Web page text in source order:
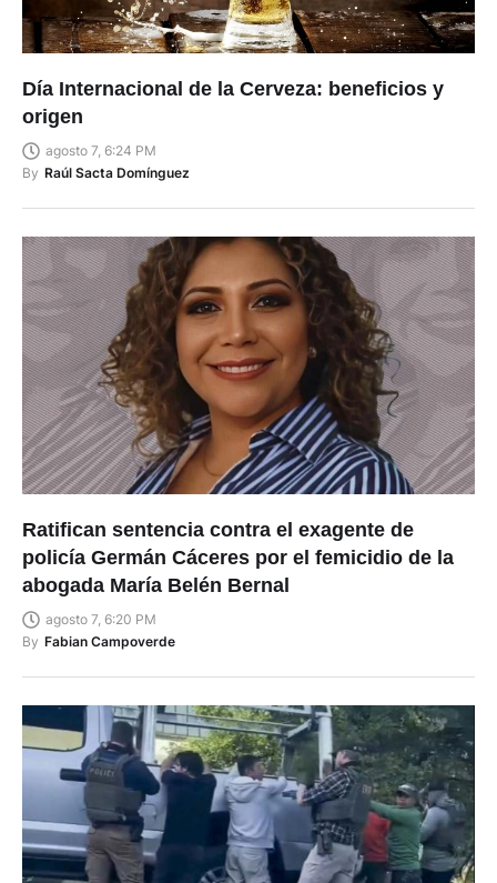
Día Internacional de la Cerveza: beneficios y
origen
agosto 7, 6:24 PM
By Raúl Sacta Domínguez
Ratifican sentencia contra el exagente de
policía Germán Cáceres por el femicidio de la
abogada María Belén Bernal
agosto 7, 6:20 PM
By Fabian Campoverde